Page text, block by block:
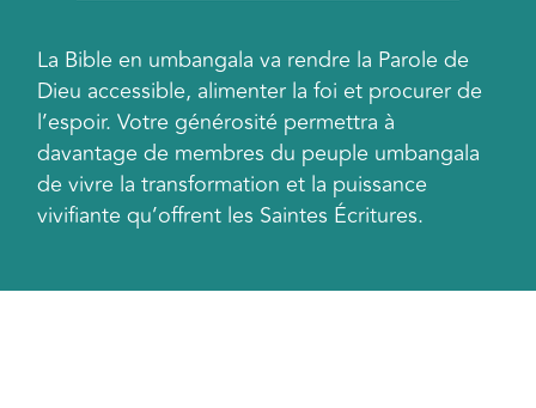
La Bible en umbangala va rendre la Parole de
Dieu accessible, alimenter la foi et procurer de
l’espoir. Votre générosité permettra à
davantage de membres du peuple umbangala
de vivre la transformation et la puissance
vivifiante qu’offrent les Saintes Écritures.